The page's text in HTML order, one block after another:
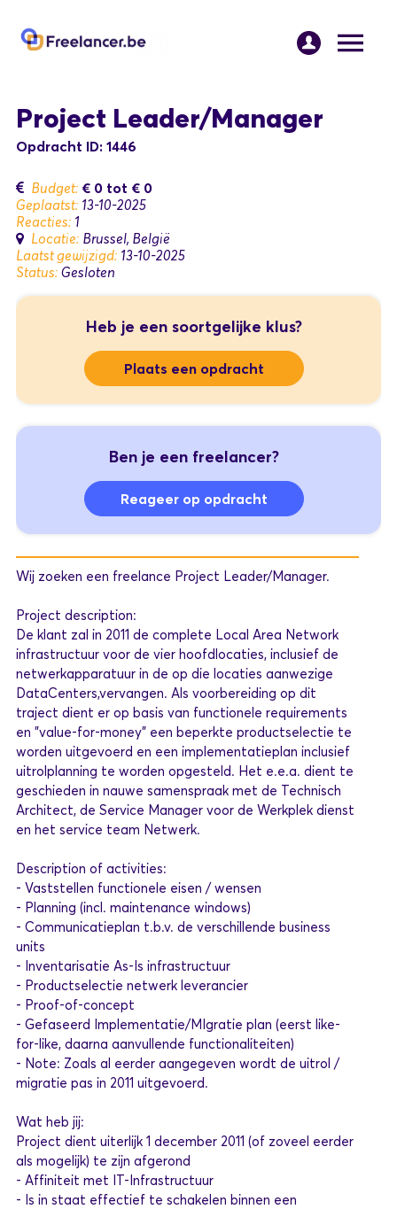
Project Leader/Manager
Opdracht ID: 1446
Budget: € 0 tot € 0
Geplaatst: 13-10-2025
Reacties: 1
Locatie: Brussel, België
Laatst gewijzigd: 13-10-2025
Status: Gesloten
Heb je een soortgelijke klus?
Plaats een opdracht
Ben je een freelancer?
Reageer op opdracht
Wij zoeken een freelance Project Leader/Manager.
Project description:
De klant zal in 2011 de complete Local Area Network
infrastructuur voor de vier hoofdlocaties, inclusief de
netwerkapparatuur in de op die locaties aanwezige
DataCenters,vervangen. Als voorbereiding op dit
traject dient er op basis van functionele requirements
en "value-for-money" een beperkte productselectie te
worden uitgevoerd en een implementatieplan inclusief
uitrolplanning te worden opgesteld. Het e.e.a. dient te
geschieden in nauwe samenspraak met de Technisch
Architect, de Service Manager voor de Werkplek dienst
en het service team Netwerk.
Description of activities:
- Vaststellen functionele eisen / wensen
- Planning (incl. maintenance windows)
- Communicatieplan t.b.v. de verschillende business
units
- Inventarisatie As-Is infrastructuur
- Productselectie netwerk leverancier
- Proof-of-concept
- Gefaseerd Implementatie/MIgratie plan (eerst like-
for-like, daarna aanvullende functionaliteiten)
- Note: Zoals al eerder aangegeven wordt de uitrol /
migratie pas in 2011 uitgevoerd.
Wat heb jij:
Project dient uiterlijk 1 december 2011 (of zoveel eerder
als mogelijk) te zijn afgerond
- Affiniteit met IT-Infrastructuur
- Is in staat effectief te schakelen binnen een